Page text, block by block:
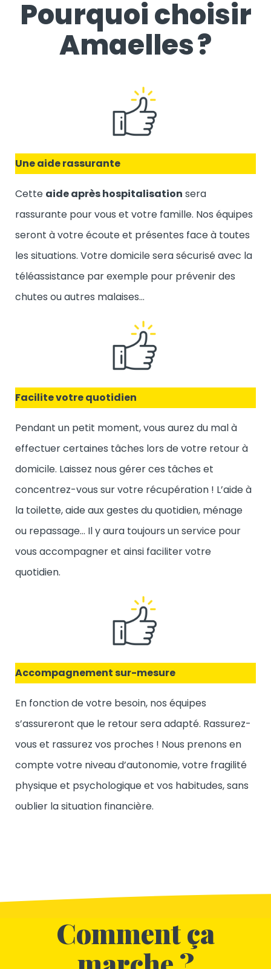
Pourquoi choisir
Amaelles ?
Une aide rassurante
Cette aide après hospitalisation sera
rassurante pour vous et votre famille. Nos équipes
seront à votre écoute et présentes face à toutes
les situations. Votre domicile sera sécurisé avec la
téléassistance par exemple pour prévenir des
chutes ou autres malaises…
Facilite votre quotidien
Pendant un petit moment, vous aurez du mal à
effectuer certaines tâches lors de votre retour à
domicile. Laissez nous gérer ces tâches et
concentrez-vous sur votre récupération ! L’aide à
la toilette, aide aux gestes du quotidien, ménage
ou repassage… Il y aura toujours un service pour
vous accompagner et ainsi faciliter votre
quotidien.
Accompagnement sur-mesure
En fonction de votre besoin, nos équipes
s’assureront que le retour sera adapté. Rassurez-
vous et rassurez vos proches ! Nous prenons en
compte votre niveau d’autonomie, votre fragilité
physique et psychologique et vos habitudes, sans
oublier la situation financière.
Comment ça